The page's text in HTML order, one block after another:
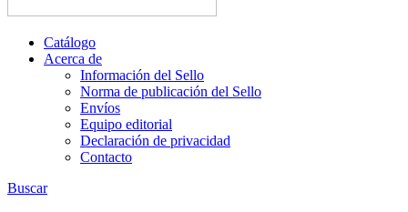
Catálogo
Acerca de
Información del Sello
Norma de publicación del Sello
Envíos
Equipo editorial
Declaración de privacidad
Contacto
Buscar